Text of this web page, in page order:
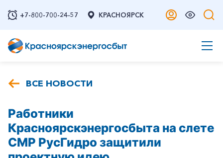
+7-800-700-24-57 КРАСНОЯРСК
ВСЕ НОВОСТИ
Работники
Красноярскэнергосбыта на слете
СМР РусГидро защитили